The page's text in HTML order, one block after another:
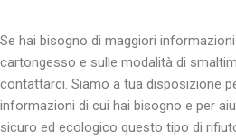
Se hai bisogno di maggiori
cartongesso e sulle modalità di
contattarci. Siamo a tua disposizione
informazioni di cui hai bisogno e per
sicuro ed ecologico questo tipo di